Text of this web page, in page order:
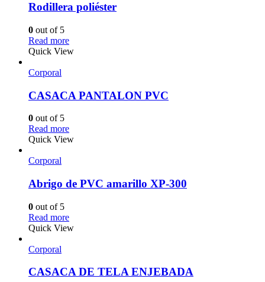
Rodillera poliéster
0 out of 5
Read more
Quick View
Corporal
CASACA PANTALON PVC
0 out of 5
Read more
Quick View
Corporal
Abrigo de PVC amarillo XP-300
0 out of 5
Read more
Quick View
Corporal
CASACA DE TELA ENJEBADA